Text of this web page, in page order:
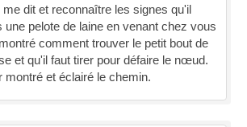
dit et reconnaître les signes qu'il
une pelote de laine en venant chez vous
comment trouver le petit bout de
et qu'il faut tirer pour défaire le nœud.
montré et éclairé le chemin.